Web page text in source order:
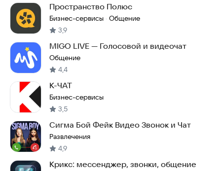
Пространство Полюс
Бизнес-сервисы · Общение
3,9
MIGO LIVE — Голосовой и видеочат
Общение
4,4
К-ЧАТ
Бизнес-сервисы
3,5
Сигма Бой Фейк Видео Звонок и Чат
Развлечения
4,9
Крикс: мессенджер, звонки, общение